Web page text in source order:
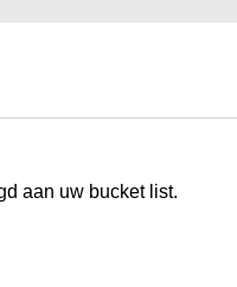
aan uw bucket list.